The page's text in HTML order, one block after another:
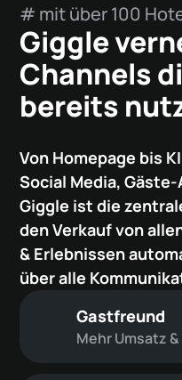
# mit über 100
Giggle
Channels
bereits
Von Homepage bis
Social Media,
Giggle ist die
den Verkauf von
& Erlebnissen
über alle
Gastfreund
Mehr Umsatz